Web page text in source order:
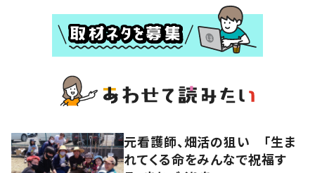
元看護師、畑活の狙い 「生ま
れてくる命をみんなで祝福す